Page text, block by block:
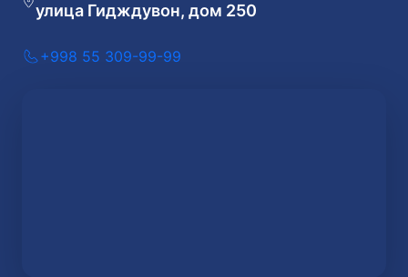
улица Гидждувон, дом 250
+998 55 309-99-99